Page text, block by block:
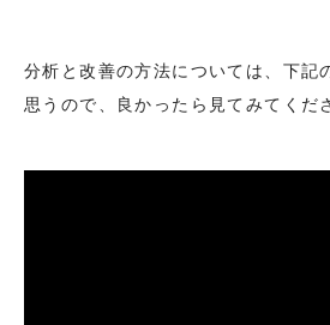
分析と改善の方法については、下記
思うので、良かったら見てみてくだ